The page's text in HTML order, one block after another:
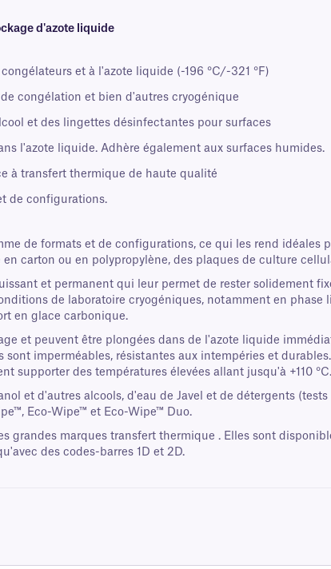
d'azote liquide
et à l'azote liquide (-196 °C/-321 °F)
congélation et bien d'autres cryogénique
et des lingettes désinfectantes pour surfaces
l'azote liquide. Adhère également aux surfaces humides.
à transfert thermique de haute qualité
de configurations.
de formats et de configurations, ce qui les rend
carton ou en polypropylène, des plaques de culture
et permanent qui leur permet de rester solidement
de laboratoire cryogéniques, notamment en
en glace carbonique.
et peuvent être plongées dans de l'azote liquide
imperméables, résistantes aux intempéries et
supporter des températures élevées allant jusqu'à +110 °C.
et d'autres alcools, d'eau de Javel et de détergents
Eco-Wipe™ et Eco-Wipe™ Duo.
grandes marques transfert thermique . Elles sont
des codes-barres 1D et 2D.